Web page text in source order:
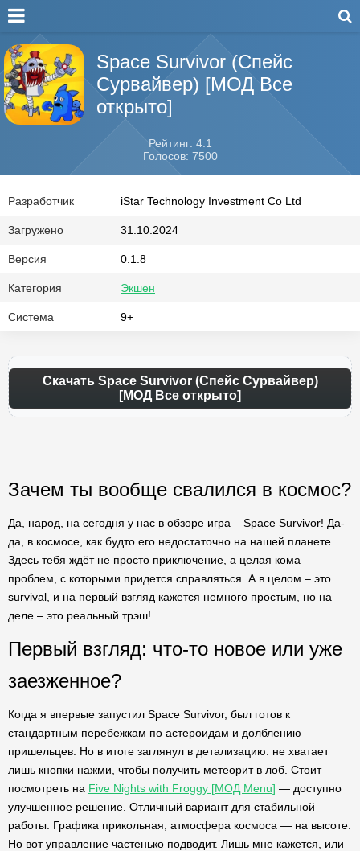
Space Survivor (Спейс
Сурвайвер) [МОД Все
открыто]
Рейтинг: 4.1
Голосов: 7500
Разработчик iStar Technology Investment Co Ltd
Загружено 31.10.2024
Версия 0.1.8
Категория Экшен
Система 9+
Скачать Space Survivor (Спейс Сурвайвер)
[МОД Все открыто]
Зачем ты вообще свалился в космос?
Да, народ, на сегодня у нас в обзоре игра – Space Survivor! Да-
да, в космосе, как будто его недостаточно на нашей планете.
Здесь тебя ждёт не просто приключение, а целая кома
проблем, с которыми придется справляться. А в целом – это
survival, и на первый взгляд кажется немного простым, но на
деле – это реальный трэш!
Первый взгляд: что-то новое или уже
заезженное?
Когда я впервые запустил Space Survivor, был готов к
стандартным перебежкам по астероидам и долблению
пришельцев. Но в итоге заглянул в детализацию: не хватает
лишь кнопки нажми, чтобы получить метеорит в лоб. Стоит
посмотреть на Five Nights with Froggy [МОД Menu] — доступно
улучшенное решение. Отличный вариант для стабильной
работы. Графика прикольная, атмосфера космоса — на высоте.
Но вот управление частенько подводит. Лишь мне кажется, или